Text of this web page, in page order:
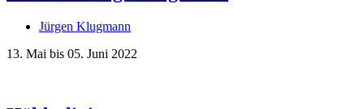
Jürgen Klugmann
13. Mai bis 05. Juni 2022